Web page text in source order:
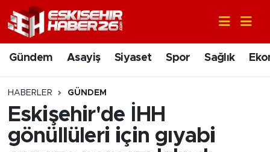
Gündem Asayiş Siyaset Spor Sağlık
HABERLER GÜNDEM
Eskişehir'de İHH
gönüllüleri için gıyabi
Gündem
Asayiş
Siyaset
Spor
Nöbetçi Eczaneler
Hava Durumu
Trafik Durumu
Süper Lig Puan Durumu ve Fikstür